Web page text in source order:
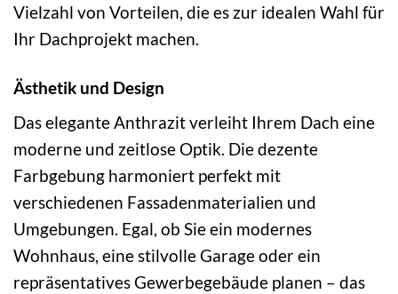
Vielzahl von Vorteilen, die es zur idealen Wahl für
Ihr Dachprojekt machen.
Ästhetik und Design
Das elegante Anthrazit verleiht Ihrem Dach eine
moderne und zeitlose Optik. Die dezente
Farbgebung harmoniert perfekt mit
verschiedenen Fassadenmaterialien und
Umgebungen. Egal, ob Sie ein modernes
Wohnhaus, eine stilvolle Garage oder ein
repräsentatives Gewerbegebäude planen – das